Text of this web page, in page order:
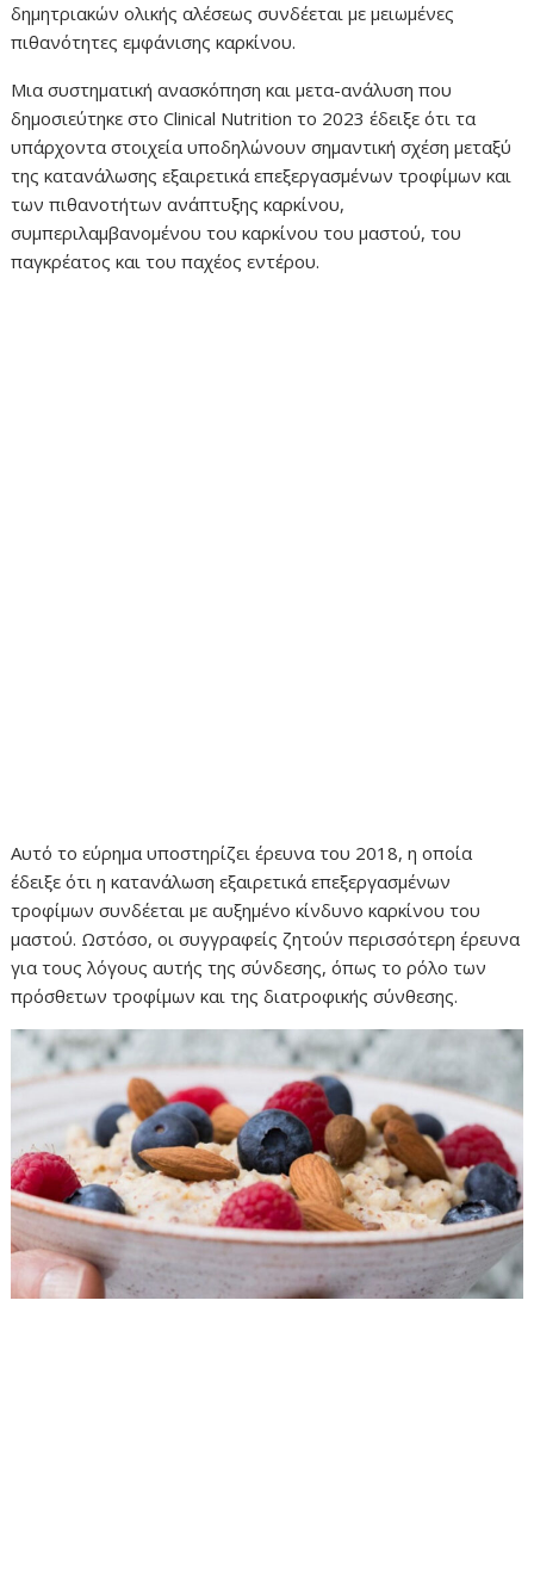
δημητριακών ολικής αλέσεως συνδέεται με μειωμένες
πιθανότητες εμφάνισης καρκίνου.
Μια συστηματική ανασκόπηση και μετα-ανάλυση που
δημοσιεύτηκε στο Clinical Nutrition το 2023 έδειξε ότι τα
υπάρχοντα στοιχεία υποδηλώνουν σημαντική σχέση μεταξύ
της κατανάλωσης εξαιρετικά επεξεργασμένων τροφίμων και
των πιθανοτήτων ανάπτυξης καρκίνου,
συμπεριλαμβανομένου του καρκίνου του μαστού, του
παγκρέατος και του παχέος εντέρου.
Αυτό το εύρημα υποστηρίζει έρευνα του 2018, η οποία
έδειξε ότι η κατανάλωση εξαιρετικά επεξεργασμένων
τροφίμων συνδέεται με αυξημένο κίνδυνο καρκίνου του
μαστού. Ωστόσο, οι συγγραφείς ζητούν περισσότερη έρευνα
για τους λόγους αυτής της σύνδεσης, όπως το ρόλο των
πρόσθετων τροφίμων και της διατροφικής σύνθεσης.